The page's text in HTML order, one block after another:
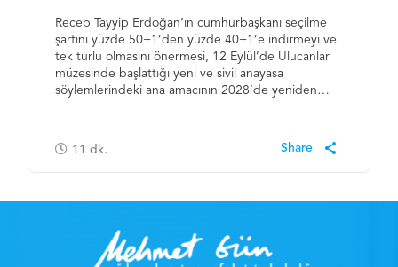
Recep Tayyip Erdoğan’ın cumhurbaşkanı seçilme
şartını yüzde 50+1’den yüzde 40+1’e indirmeyi ve
tek turlu olmasını önermesi, 12 Eylül’de Ulucanlar
müzesinde başlattığı yeni ve sivil anayasa
söylemlerindeki ana amacının 2028’de yeniden…
11 dk.